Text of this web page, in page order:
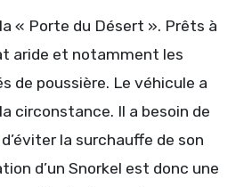
« Porte du Désert ». Prêts à
aride et notamment les
de poussière. Le véhicule a
circonstance. Il a besoin de
la surchauffe de son
d’un Snorkel est donc une